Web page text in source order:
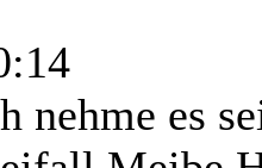
nehme es